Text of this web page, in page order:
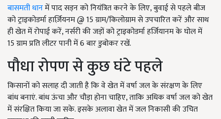
बासमती धानमें पाद सड़न को नियंत्रित करने के लिए, बुवाई से पहले बीज
को ट्राइकोडर्मा हार्ज़ियनम @ 15 ग्राम/किलोग्राम से उपचारित करें और साथ
ही खेत में रोपाई करें, नर्सरी की जड़ों को ट्राइकोडर्मा हर्जियानम के घोल में
15 ग्राम प्रति लीटर पानी में 6 बार डुबोकर रखें.
पौधा रोपण से कुछ घंटे पहले
किसानों को सलाह दी जाती है कि वे खेत में वर्षा जल के संरक्षण के लिए
बांध बनाएं. बांध ऊंचा और चौड़ा होना चाहिए, ताकि अधिक वर्षा जल को खेत
में संरक्षित किया जा सके. इसके अलावा खेत में जल निकासी की उचित